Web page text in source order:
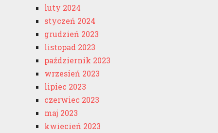
luty 2024
styczeń 2024
grudzień 2023
listopad 2023
październik 2023
wrzesień 2023
lipiec 2023
czerwiec 2023
maj 2023
kwiecień 2023